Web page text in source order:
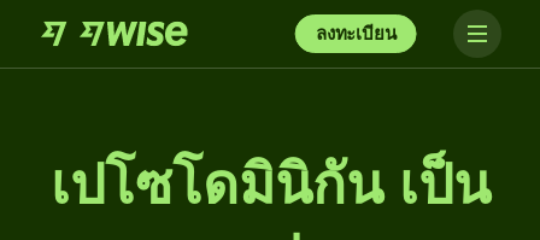
ลงทะเบียน
เปโซโดมินิกัน เป็น